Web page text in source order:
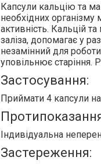
Капсули кальцію та
необхідних організму
активність. Кальцій
заліза, допомагає у
незамінний для
уповільнює старіння.
Застосування:
Приймати 4 капсули
Індивідуальна
Застереження: